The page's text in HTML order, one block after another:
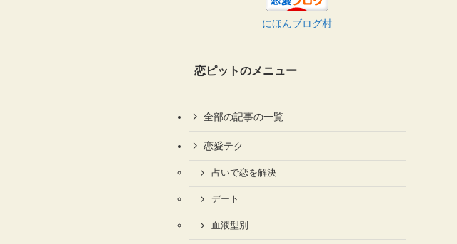
にほんブログ村
恋ピットのメニュー
全部の記事の一覧
恋愛テク
占いで恋を解決
デート
血液型別